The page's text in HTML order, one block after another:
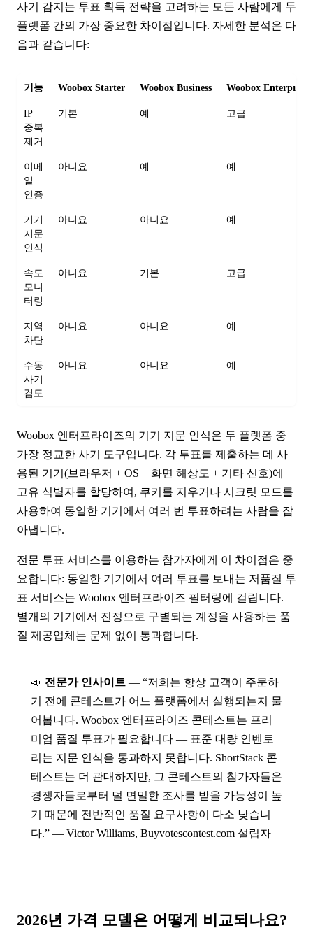
사기 감지는 투표 획득 전략을 고려하는 모든 사람에게 두
플랫폼 간의 가장 중요한 차이점입니다. 자세한 분석은 다
음과 같습니다:
기능 Woobox Starter Woobox Business Woobox Enterprise
IP
중복
제거
기본 예 고급
이메
일
인증
아니요 예 예
기기
지문
인식
아니요 아니요 예
속도
모니
터링
아니요 기본 고급
지역
차단
아니요 아니요 예
수동
사기
검토
아니요 아니요 예
Woobox 엔터프라이즈의 기기 지문 인식은 두 플랫폼 중
가장 정교한 사기 도구입니다. 각 투표를 제출하는 데 사
용된 기기(브라우저 + OS + 화면 해상도 + 기타 신호)에
고유 식별자를 할당하여, 쿠키를 지우거나 시크릿 모드를
사용하여 동일한 기기에서 여러 번 투표하려는 사람을 잡
아냅니다.
전문 투표 서비스를 이용하는 참가자에게 이 차이점은 중
요합니다: 동일한 기기에서 여러 투표를 보내는 저품질 투
표 서비스는 Woobox 엔터프라이즈 필터링에 걸립니다.
별개의 기기에서 진정으로 구별되는 계정을 사용하는 품
질 제공업체는 문제 없이 통과합니다.
📣 전문가 인사이트 — “저희는 항상 고객이 주문하
기 전에 콘테스트가 어느 플랫폼에서 실행되는지 물
어봅니다. Woobox 엔터프라이즈 콘테스트는 프리
미엄 품질 투표가 필요합니다 — 표준 대량 인벤토
리는 지문 인식을 통과하지 못합니다. ShortStack 콘
테스트는 더 관대하지만, 그 콘테스트의 참가자들은
경쟁자들로부터 덜 면밀한 조사를 받을 가능성이 높
기 때문에 전반적인 품질 요구사항이 다소 낮습니
다.” — Victor Williams, Buyvotescontest.com 설립자
2026년 가격 모델은 어떻게 비교되나요?